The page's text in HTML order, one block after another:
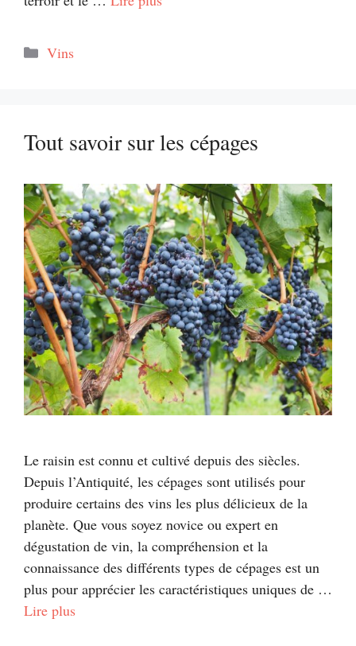
Catégories
Vins
Tout savoir sur les cépages
Le raisin est connu et cultivé depuis des siècles.
Depuis l’Antiquité, les cépages sont utilisés pour
produire certains des vins les plus délicieux de la
planète. Que vous soyez novice ou expert en
dégustation de vin, la compréhension et la
connaissance des différents types de cépages est un
plus pour apprécier les caractéristiques uniques de …
Lire plus